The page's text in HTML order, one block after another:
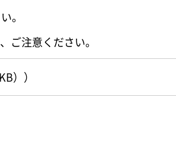
。
ご注意ください。
））